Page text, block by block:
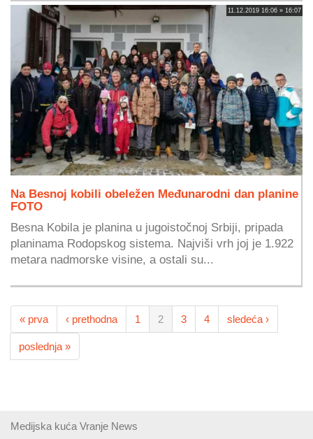
11.12.2019 16:06 » 16:07
Na Besnoj kobili obeležen Međunarodni dan planine
FOTO
Besna Kobila je planina u jugoistočnoj Srbiji, pripada
planinama Rodopskog sistema. Najviši vrh joj je 1.922
metara nadmorske visine, a ostali su...
« prva ‹ prethodna 1 2 3 4 sledeća ›
poslednja »
Medijska kuća Vranje News